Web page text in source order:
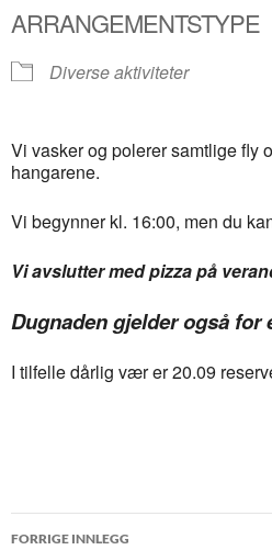
ARRANGEMENTSTYPE
Diverse aktiviteter
Vi vasker og polerer samtlige fly
hangarene.
Vi begynner kl. 16:00, men du
Vi avslutter med pizza på
Dugnaden gjelder også for
I tilfelle dårlig vær er 20.09
Innleggsnavigasjon
FORRIGE INNLEGG